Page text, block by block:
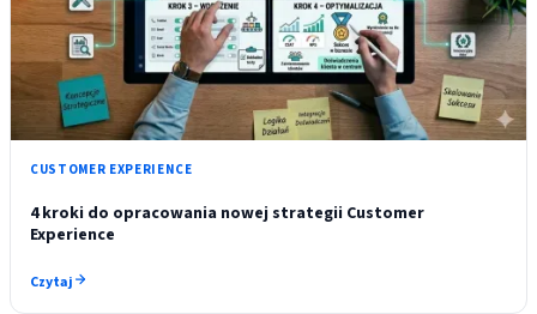
CUSTOMER EXPERIENCE
4 kroki do opracowania nowej strategii Customer
Experience
Czytaj